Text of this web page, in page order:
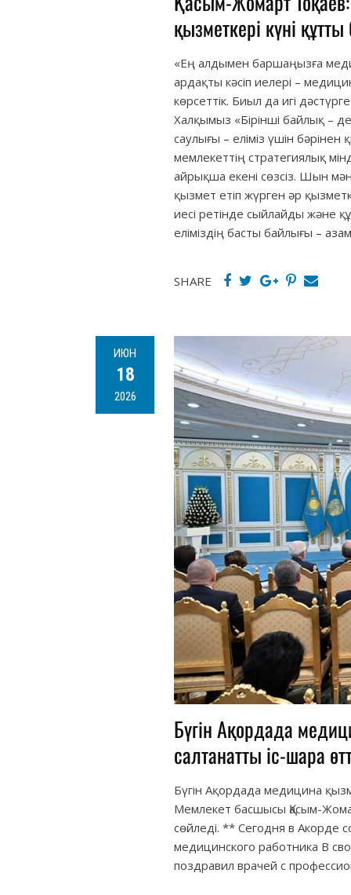
қызметкері күні
«Ең алдымен баршаңызға
ардақты кәсіп иелері –
көрсеттік. Биыл да игі
Халқымыз «Бірінші байлық –
саулығы – еліміз үшін
мемлекеттің стратегиялық
айрықша екені сөзсіз. Шын
қызмет етіп жүрген әр
иесі ретінде сыйлайды және
еліміздің басты байлығы –
SHARE
ИЮН
18
2026
Бүгін Ақордада
салтанатты іс-шара
Бүгін Ақордада медицина
Мемлекет басшысы Қасым-
сөйледі. ** Сегодня в Акорде
медицинского работника В
поздравил врачей с